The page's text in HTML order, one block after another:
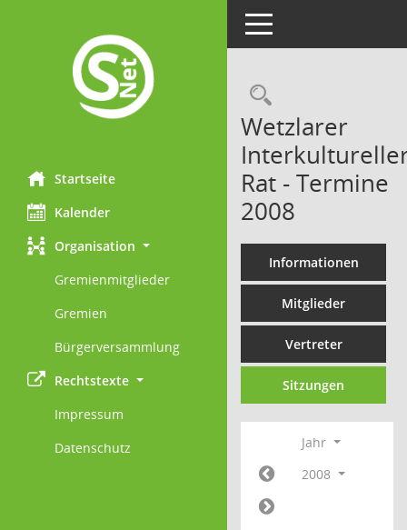
Startseite
Kalender
Organisation
Gremienmitglieder
Gremien
Bürgerversammlung
Rechtstexte
Impressum
Datenschutz
Toggle navigation
Wetzlarer
Rat - Termine
2008
Informationen
Mitglieder
Vertreter
Sitzungen
Jahr
2008